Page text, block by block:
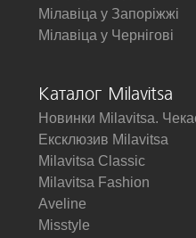
Мілавіца у Запоріжжі
Мілавіца у Чернігові
Каталог Milavitsa
Новинки Milavitsa.
Ексклюзив Milavitsa
Milavitsa Classic
Milavitsa Fashion
Aveline
Misstyle